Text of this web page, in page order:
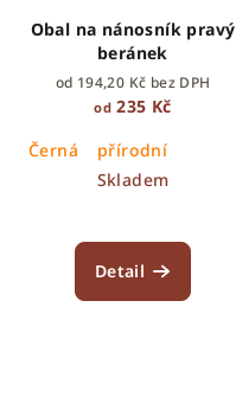
Obal na nánosník pravý
beránek
od 194,20 Kč bez DPH
od 235 Kč
Černá
přírodní
Skladem
Detail